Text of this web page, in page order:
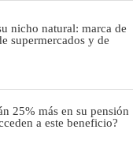
nicho natural: marca de
supermercados y de
25% más en su pensión
a este beneficio?